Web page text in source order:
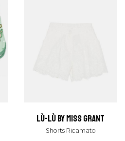
lù-lù by miss grant
Shorts Ricamato